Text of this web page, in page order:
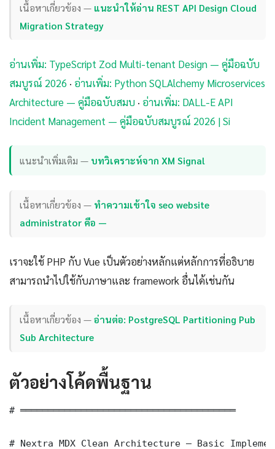
เนื้อหาเกี่ยวข้อง — แนะนำให้อ่าน REST API Design Cloud
Migration Strategy
อ่านเพิ่ม: TypeScript Zod Multi-tenant Design — คู่มือฉบับ
สมบูรณ์ 2026 · อ่านเพิ่ม: Python SQLAlchemy Microservices
Architecture — คู่มือฉบับสมบ · อ่านเพิ่ม: DALL-E API
Incident Management — คู่มือฉบับสมบูรณ์ 2026 | Si
แนะนำเพิ่มเติม — บทวิเคราะห์จาก XM Signal
เนื้อหาเกี่ยวข้อง — ทำความเข้าใจ seo website
administrator คือ —
เราจะใช้ PHP กับ Vue เป็นตัวอย่างหลักแต่หลักการที่อธิบาย
สามารถนำไปใช้กับภาษาและ framework อื่นได้เช่นกัน
เนื้อหาเกี่ยวข้อง —อ่านต่อ: PostgreSQL Partitioning Pub
Sub Architecture
ตัวอย่างโค้ดพื้นฐาน
# ═══════════════════════════════════════
# Nextra MDX Clean Architecture — Basic